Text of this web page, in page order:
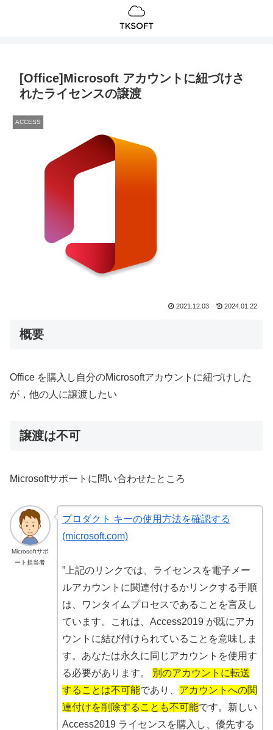
[Office]Microsoft アカウントに紐づけさ
れたライセンスの譲渡
ACCESS
2021.12.03 2024.01.22
概要
Office を購入し自分のMicrosoftアカウントに紐づけした
が，他の人に譲渡したい
譲渡は不可
Microsoftサポートに問い合わせたところ
Microsoftサポ
ート担当者
プロダクト キーの使用方法を確認する
(microsoft.com)
”上記のリンクでは、ライセンスを電子メー
ルアカウントに関連付けるかリンクする手順
は、ワンタイムプロセスであることを言及し
ています。これは、Access2019 が既にアカ
ウントに結び付けられていることを意味しま
す。あなたは永久に同じアカウントを使用す
る必要があります。
別のアカウントに転送
することは不可能であり、 アカウントへの関
連付けを削除することも不可能です。新しい
Access2019 ライセンスを購入し、優先する